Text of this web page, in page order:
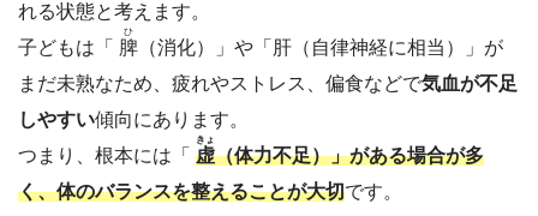
れる状態と考えます。
子どもは「
脾
ひ
（消化）」や「肝（自律神経に相当）」が
まだ未熟なため、疲れやストレス、偏食などで気血が不足
しやすい傾向にあります。
つまり、根本には「 虚
きょ
（体力不足）」がある場合が多
く、体のバランスを整えることが大切です。